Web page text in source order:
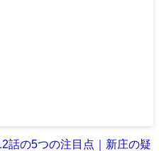
話の5つの注目点｜新庄の疑